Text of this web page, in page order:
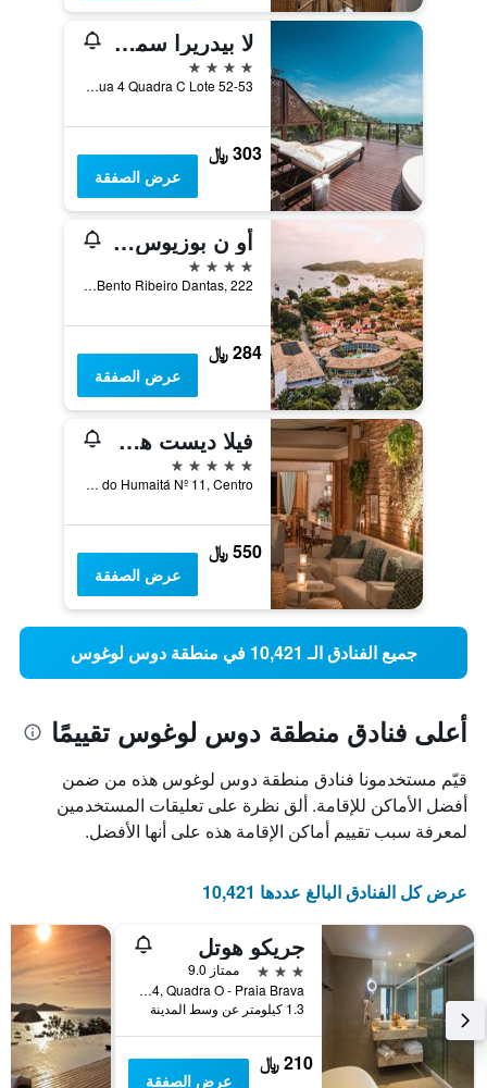
لا بيدريرا سمول هوتل آند سبا
4 نجوم
Rua 4 Quadra C Lote 52-53, بوزيوس, البرازيل
303 ﷼
عرض الصفقة
أو ن بوزيوس بيتش هوتل
4 نجوم
Av Jose Bento Ribeiro Dantas, 222, بوزيوس, البرازيل
284 ﷼
عرض الصفقة
فيلا ديست هوتل
5 نجوم
Alto do Humaitá Nº 11, Centro, بوزيوس, البرازيل
550 ﷼
عرض الصفقة
جميع الفنادق الـ 10,421 في منطقة دوس لوغوس
أعلى فنادق منطقة دوس لوغوس تقييمًا
قيّم مستخدمونا فنادق منطقة دوس لوغوس هذه من ضمن
أفضل الأماكن للإقامة. ألق نظرة على تعليقات المستخدمين
لمعرفة سبب تقييم أماكن الإقامة هذه على أنها الأفضل.
عرض كل الفنادق البالغ عددها 10,421
جريكو هوتل
3 نجوم
ممتاز 9.0
Rua 17, Lote 14, Quadra O - Praia Brava, بوزيوس, البرازيل
1.3 كيلومتر عن وسط المدينة
210 ﷼
عرض الصفقة